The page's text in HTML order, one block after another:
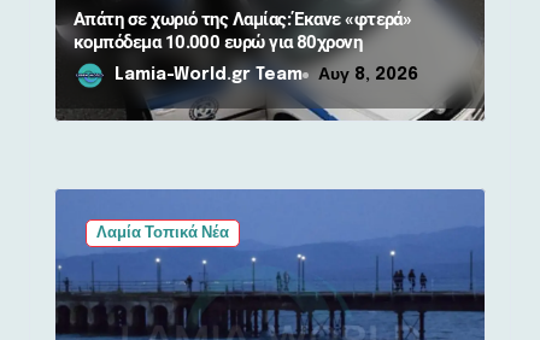
νΑπάτη σε χωριό της Λαμίας: Έκανε «φτερά»
κομπόδεμα 10.000 ευρώ για 80χρονη
Lamia-World.gr Team Αυγ 8, 2026
Λαμία Τοπικά Νέα